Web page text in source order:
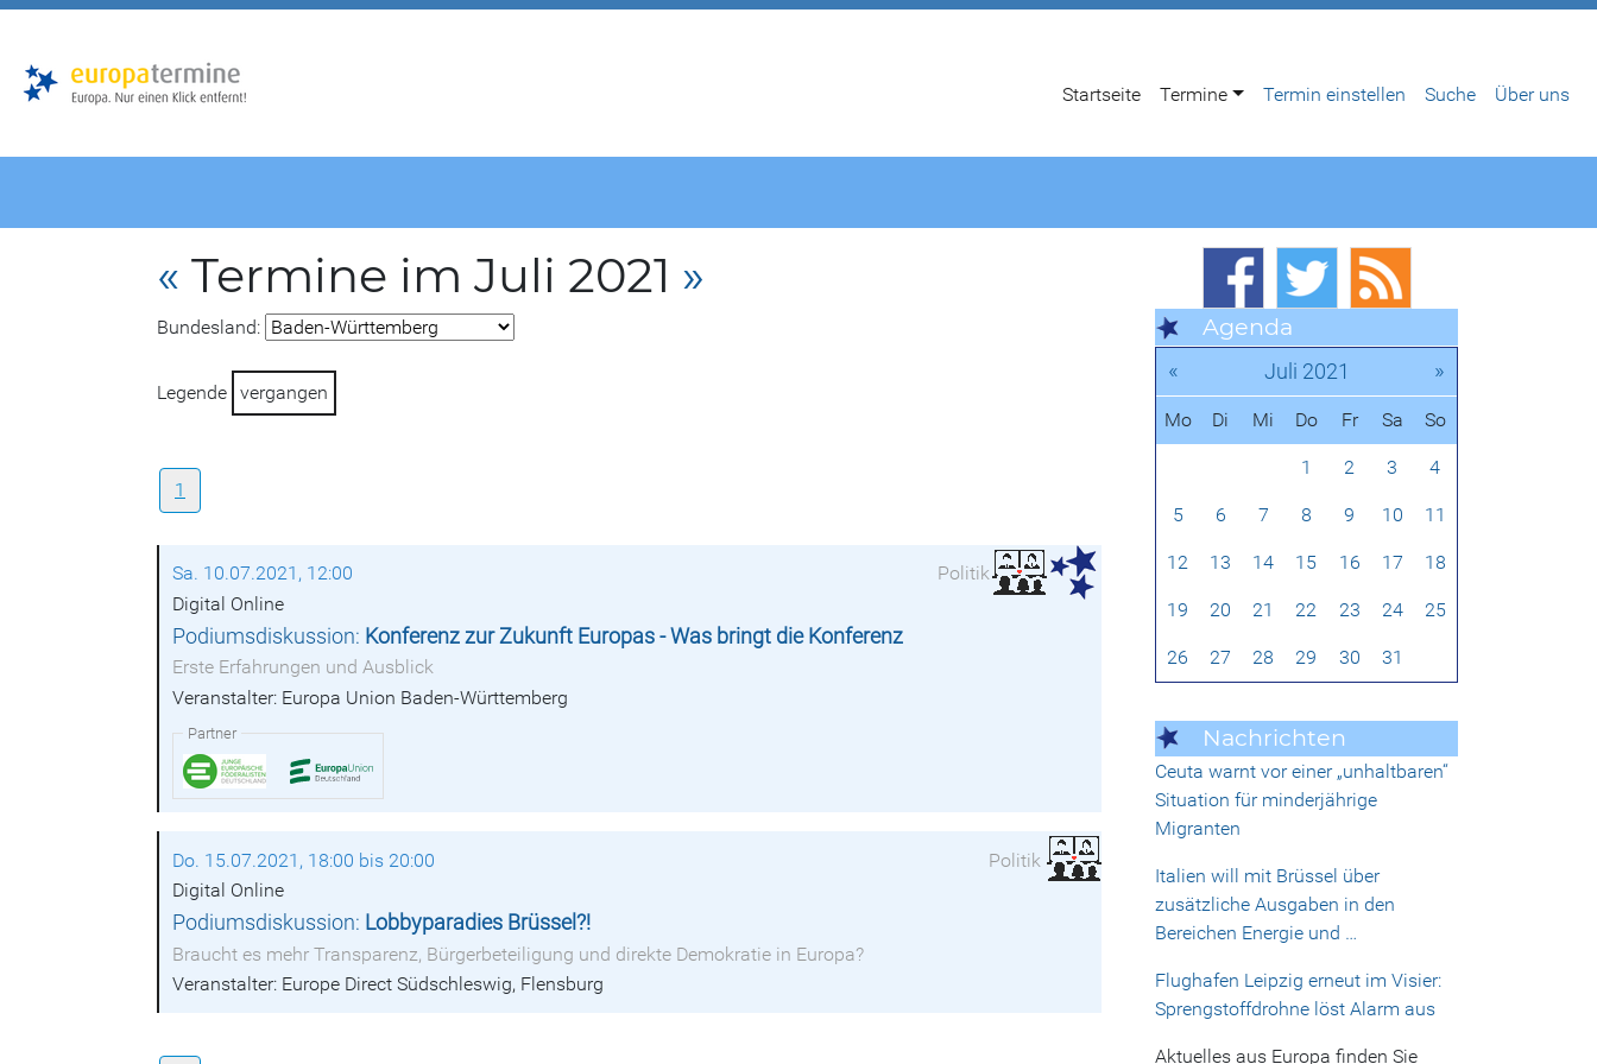
Startseite
Termine Termin einstellen Suche Über uns
« Termine im Juli 2021 »
Bundesland:
Legende vergangen
1
Sa. 10.07.2021, 12:00
Politik
Digital Online
Podiumsdiskussion: Konferenz zur Zukunft Europas - Was bringt die Konferenz
Erste Erfahrungen und Ausblick
Veranstalter: Europa Union Baden-Württemberg
Partner
Do. 15.07.2021, 18:00 bis 20:00
Politik
Digital Online
Podiumsdiskussion: Lobbyparadies Brüssel?!
Braucht es mehr Transparenz, Bürgerbeteiligung und direkte Demokratie in Europa?
Veranstalter: Europe Direct Südschleswig, Flensburg
Agenda
« Juli 2021 »
Mo Di Mi Do Fr Sa So
1 2 3 4
5 6 7 8 9 10 11
12 13 14 15 16 17 18
19 20 21 22 23 24 25
26 27 28 29 30 31
Nachrichten
Ceuta warnt vor einer „unhaltbaren“
Situation für minderjährige
Migranten
Italien will mit Brüssel über
zusätzliche Ausgaben in den
Bereichen Energie und …
Flughafen Leipzig erneut im Visier:
Sprengstoffdrohne löst Alarm aus
Aktuelles aus Europa finden Sie